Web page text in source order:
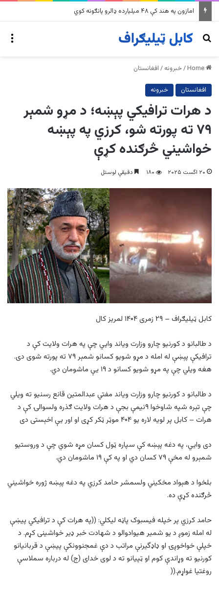
په وینزویلا کې زورورو زلزلو پراخ زیانونه اړولي
Search for
/خبرونه / افغانستان
افغانستان خبرونه
د هرات ترافيکي پېښه؛ د مړو شمېر
۷۹ ته پورته شو، کرزي په پېښه
خواشیني څرګنده کړې
۲۰ اگست ۲۰۲۵ ۱۸۰ دقیقې لوستل
کابل ټيلیګراف – ۲۹ زمری ۱۴۰۴ لمریز کال
د طالبانو د کورنيو چارو وزارت وياند وايي چې په هرات ولايت کې د
ترافيکې پېښې له امله د مړو شویو کسانو شمېر ۷۹ ته پورته شوی دی.
هغه ويلي چې په مړو شويو کسانو د ۱۹ یې ماشومان دي.
د طالبانو د کورنيو چارو وزارت وياند مفتي عبدالمتین قانع رسنیو ته ويلي
چې تېره شپه شاوخوا ۹نیمې بجې د هرات ولايت ګذره ولسوالۍ کې د
هرات – کابل پر لویه لاره يو ۴۰۴ موټر ټکر کړی او اور يې اخېستی دی
دی وايي، په دغه پېښه کې سپاره ټول کسان مړه شوي چې د وروستيو
شمېرو له مخې ۷۹ کسان دي او په کې ۱۹ ماشومان دي.
بلخوا د هېواد مخکیني ولسمشر حامد کرزي په دغه پېښه ژوره خواشيني
څرګنده کړې ده.
حامد کرزي پر خپله فیسبوک پاڼه لیکلي: ((‏په هرات کې د ترافیکي پیښې
له امله زموږ د یو شمیر هیوادوالو د شهادت خبر ډیر خواشینی کړم. د
خپلې خواخوږۍ او ډاډگیرنې مراتب د دې غمجنوونکې پیښې د قربانیانو
کورنیو ته وړاندې کوم او ټپیانو ته د لوی خدای (ج) له درباره سملاسې
روغتیا غواړم.((